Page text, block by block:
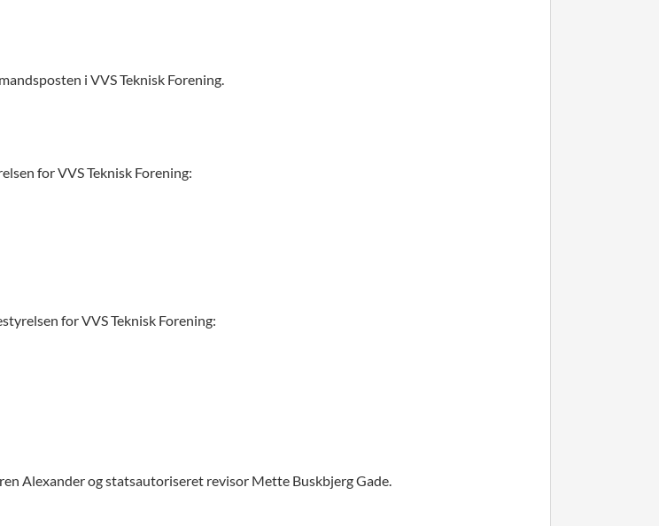
i VVS Teknisk Forening.
for VVS Teknisk Forening:
for VVS Teknisk Forening:
Alexander og statsautoriseret revisor Mette Buskbjerg Gade.